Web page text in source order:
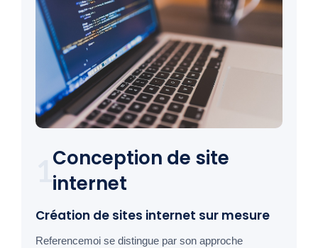
Conception de site
internet
Création de sites internet sur mesure
Referencemoi se distingue par son approche